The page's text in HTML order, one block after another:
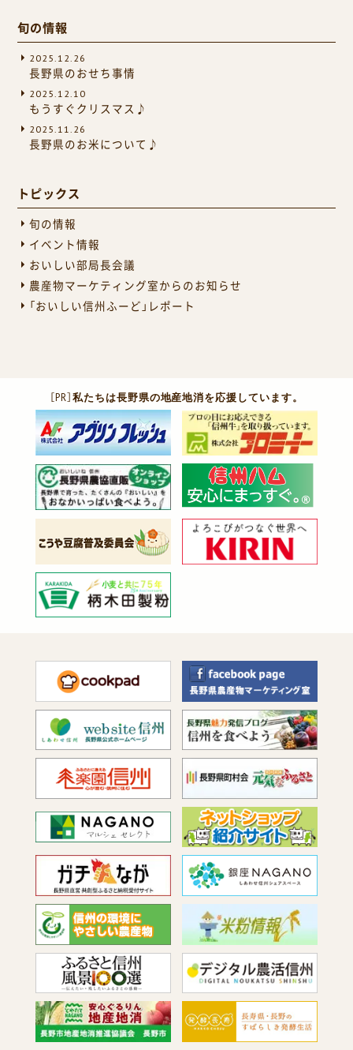
旬の情報
2025.12.26
長野県のおせち事情
2025.12.10
もうすぐクリスマス♪
2025.11.26
長野県のお米について♪
トピックス
旬の情報
イベント情報
おいしい部局長会議
農産物マーケティング室からのお知らせ
「おいしい信州ふーど」レポート
［PR］私たちは長野県の地産地消を応援しています。